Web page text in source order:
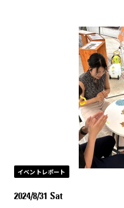
イベントレポート
2024/8/31 Sat